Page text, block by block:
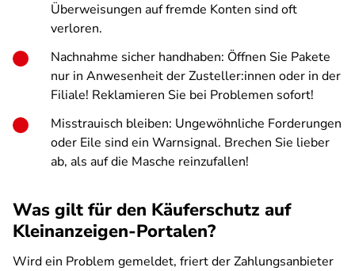
Überweisungen auf fremde Konten sind oft
verloren.
Nachnahme sicher handhaben: Öffnen Sie Pakete
nur in Anwesenheit der Zusteller:innen oder in der
Filiale! Reklamieren Sie bei Problemen sofort!
Misstrauisch bleiben: Ungewöhnliche Forderungen
oder Eile sind ein Warnsignal. Brechen Sie lieber
ab, als auf die Masche reinzufallen!
Was gilt für den Käuferschutz auf
Kleinanzeigen-Portalen?
Wird ein Problem gemeldet, friert der Zahlungsanbieter